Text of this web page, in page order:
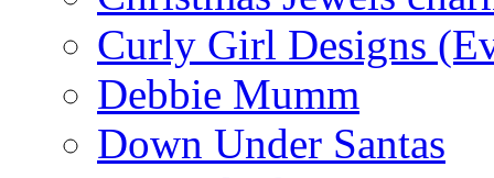
Curly Girl Designs
Debbie Mumm
Down Under Santas